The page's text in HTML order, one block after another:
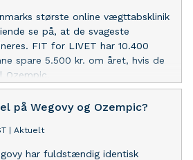
største online vægttabsklinik
se på, at de svageste
FIT for LIVET har 10.400
spare 5.500 kr. om året, hvis de
Ozempic.
på Wegovy og Ozempic?
Aktuelt
har fuldstændig identisk